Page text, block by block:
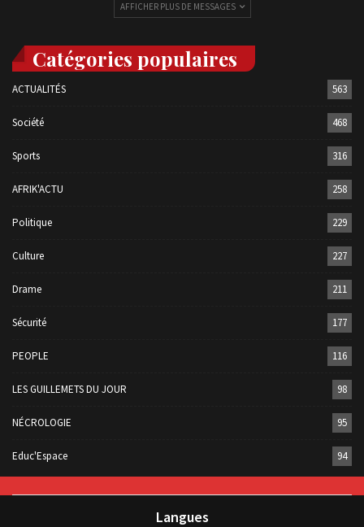
AFFICHER PLUS DE MESSAGES
Catégories populaires
ACTUALITÉS 563
Société 468
Sports 316
AFRIK'ACTU 258
Politique 229
Culture 227
Drame 211
Sécurité 177
PEOPLE 116
LES GUILLEMETS DU JOUR 98
NÉCROLOGIE 95
Educ'Espace 94
Langues